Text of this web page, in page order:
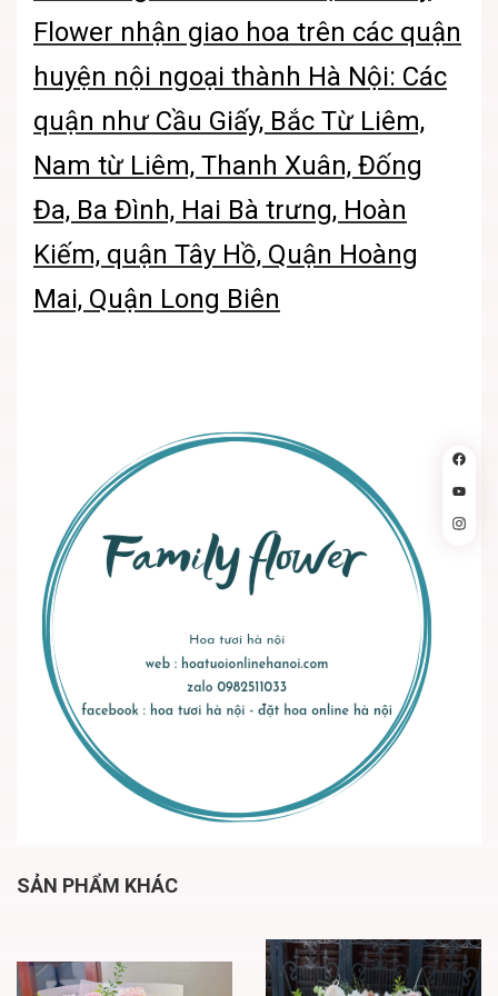
Flower nhận giao hoa trên các quận
huyện nội ngoại thành Hà Nội: Các
quận như Cầu Giấy, Bắc Từ Liêm,
Nam từ Liêm, Thanh Xuân, Đống
Đa, Ba Đình, Hai Bà trưng, Hoàn
Kiếm, quận Tây Hồ, Quận Hoàng
Mai, Quận Long Biên
SẢN PHẨM KHÁC